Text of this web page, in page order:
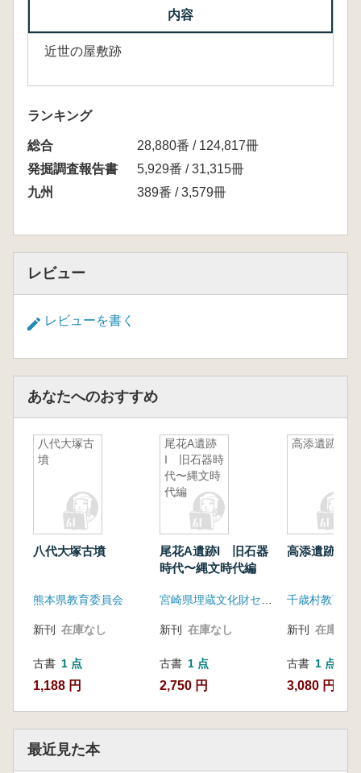
内容
近世の屋敷跡
ランキング
総合
28,880番 / 124,817冊
発掘調査報告書
5,929番 / 31,315冊
九州
389番 / 3,579冊
レビュー
レビューを書く
あなたへのおすすめ
八代大塚古
墳
八代大塚古墳
熊本県教育委員会
新刊 在庫なし
古書 1 点
1,188 円
尾花A遺跡
I 旧石器時
代〜縄文時
代編
尾花A遺跡I 旧石器
時代〜縄文時代編
新刊 在庫なし
古書 1 点
2,750 円
高添遺跡
高添遺跡
千歳村教育委
新刊 在庫なし
古書 1 点
3,080 円
最近見た本